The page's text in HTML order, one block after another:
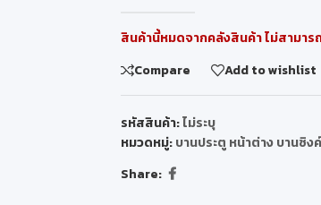
สินค้านี้หมดจากคลังสินค้า ไม่สามาร
Compare
Add to wishlist
รหัสสินค้า:ไม่ระบุ
หมวดหมู่:บานประตู หน้าต่าง บานซิงค์
Share: